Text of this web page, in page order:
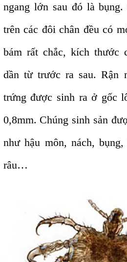
ngang lớn sau đó là
trên các đôi chân đều có
bám rất chắc, kích thước
dần từ trước ra sau. Rận
trứng được sinh ra ở gốc
0,8mm. Chúng sinh sản
như hậu môn, nách,
râu…